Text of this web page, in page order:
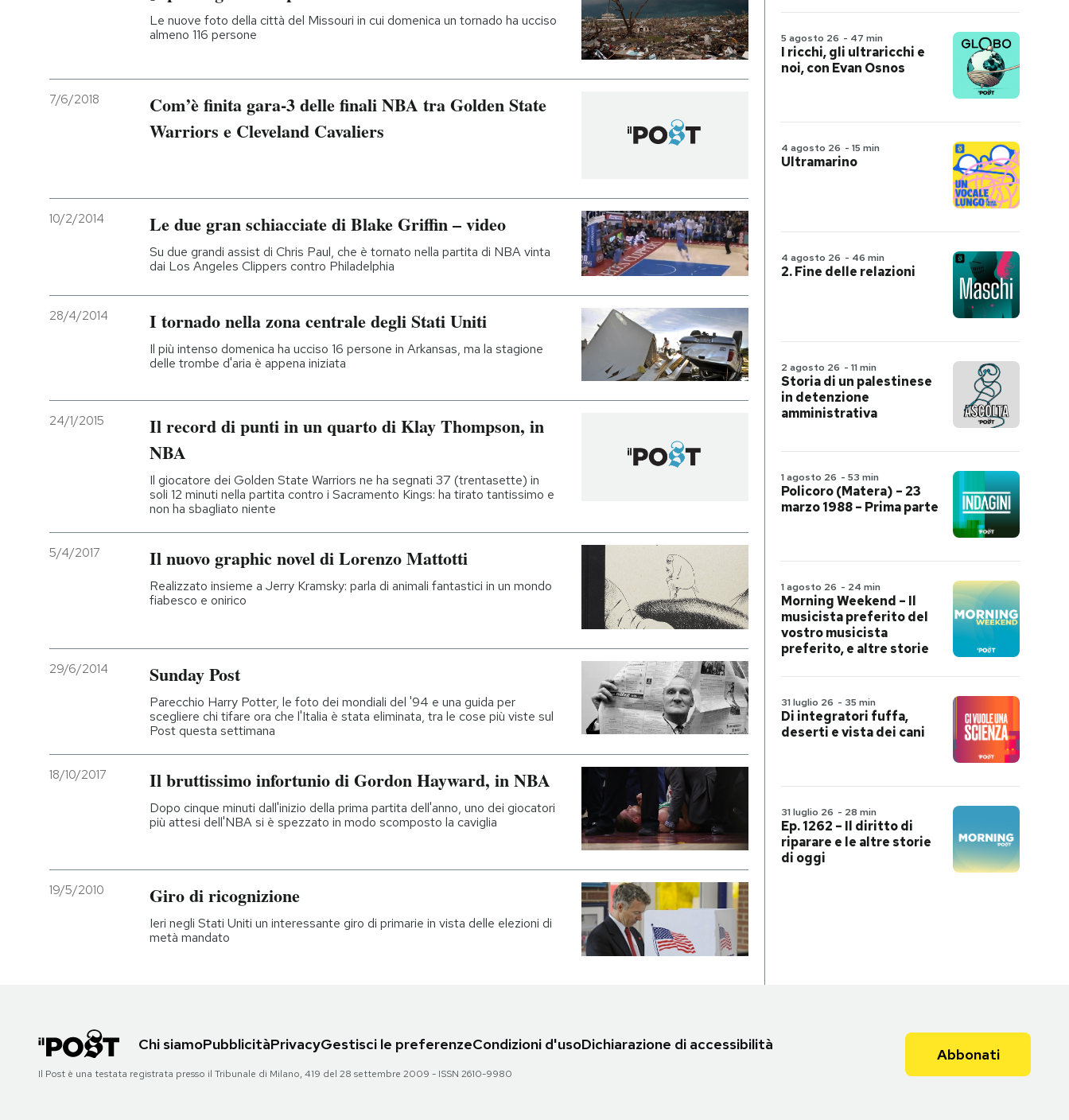
Le nuove foto della città del Missouri in cui domenica un tornado ha ucciso
almeno 116 persone
7/6/2018
Com’è finita gara-3 delle finali NBA tra Golden State
Warriors e Cleveland Cavaliers
10/2/2014 Le due gran schiacciate di Blake Griffin – video
Su due grandi assist di Chris Paul, che è tornato nella partita di NBA vinta
dai Los Angeles Clippers contro Philadelphia
28/4/2014 I tornado nella zona centrale degli Stati Uniti
Il più intenso domenica ha ucciso 16 persone in Arkansas, ma la stagione
delle trombe d'aria è appena iniziata
24/1/2015
Il record di punti in un quarto di Klay Thompson, in
NBA
Il giocatore dei Golden State Warriors ne ha segnati 37 (trentasette) in
soli 12 minuti nella partita contro i Sacramento Kings: ha tirato tantissimo e
non ha sbagliato niente
5/4/2017 Il nuovo graphic novel di Lorenzo Mattotti
Realizzato insieme a Jerry Kramsky: parla di animali fantastici in un mondo
fiabesco e onirico
29/6/2014 Sunday Post
Parecchio Harry Potter, le foto dei mondiali del '94 e una guida per
scegliere chi tifare ora che l'Italia è stata eliminata, tra le cose più viste sul
Post questa settimana
18/10/2017 Il bruttissimo infortunio di Gordon Hayward, in NBA
Dopo cinque minuti dall'inizio della prima partita dell'anno, uno dei giocatori
più attesi dell'NBA si è spezzato in modo scomposto la caviglia
19/5/2010 Giro di ricognizione
Ieri negli Stati Uniti un interessante giro di primarie in vista delle elezioni di
metà mandato
5 agosto 26 - 47 min
I ricchi, gli ultraricchi e
noi, con Evan Osnos
4 agosto 26 - 15 min
Ultramarino
4 agosto 26 - 46 min
2. Fine delle relazioni
2 agosto 26 - 11 min
Storia di un palestinese
in detenzione
amministrativa
1 agosto 26 - 53 min
Policoro (Matera) – 23
marzo 1988 – Prima parte
1 agosto 26 - 24 min
Morning Weekend – Il
musicista preferito del
vostro musicista
preferito, e altre storie
31 luglio 26 - 35 min
Di integratori fuffa,
deserti e vista dei cani
31 luglio 26 - 28 min
Ep. 1262 – Il diritto di
riparare e le altre storie
di oggi
Chi siamoPubblicitàPrivacyGestisci le preferenzeCondizioni d'usoDichiarazione di accessibilità
Il Post è una testata registrata presso il Tribunale di Milano, 419 del 28 settembre 2009 - ISSN 2610-9980
Abbonati